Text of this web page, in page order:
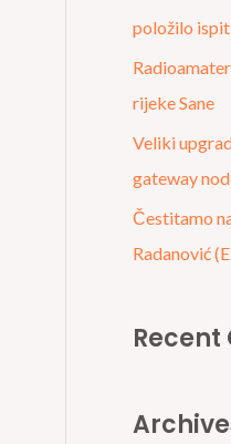
položilo ispit
rijeke Sane
Veliki
gateway
Čestitamo
Radanović